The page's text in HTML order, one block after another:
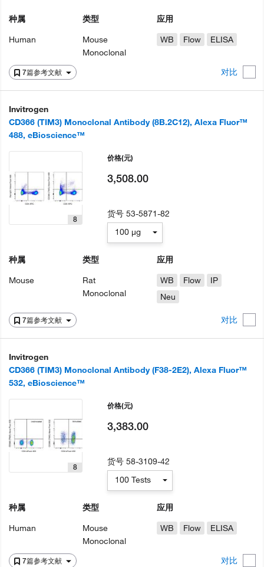
7篇参考文献 对比
种属
Human
类型
Mouse
Monoclonal
应用
WB
Flow ELISA
Invitrogen
CD366 (TIM3) Monoclonal Antibody (8B.2C12), Alexa Fluor™
488, eBioscience™
7篇参考文献 对比
8
种属
Mouse
类型
Rat
Monoclonal
应用
WB
Flow
IP
Neu
价格(元)
3,508.00
货号53-5871-82
100 µg
Invitrogen
CD366 (TIM3) Monoclonal Antibody (F38-2E2), Alexa Fluor™
532, eBioscience™
7篇参考文献 对比
8
种属
Human
类型
Mouse
Monoclonal
应用
WB
Flow ELISA
价格(元)
3,383.00
货号58-3109-42
100 Tests